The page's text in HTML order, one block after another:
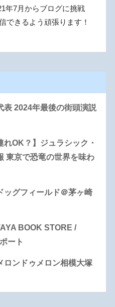
年7月からブログに挑戦
できるよう頑張ります！
表 2024年最後の街頭演説
れOK？】ジュラシック・
東京で恐竜の世界を味わ
ッグフィールド＠茅ヶ崎
BOOK STORE /
ート
ロンドゥメロン相模大塚